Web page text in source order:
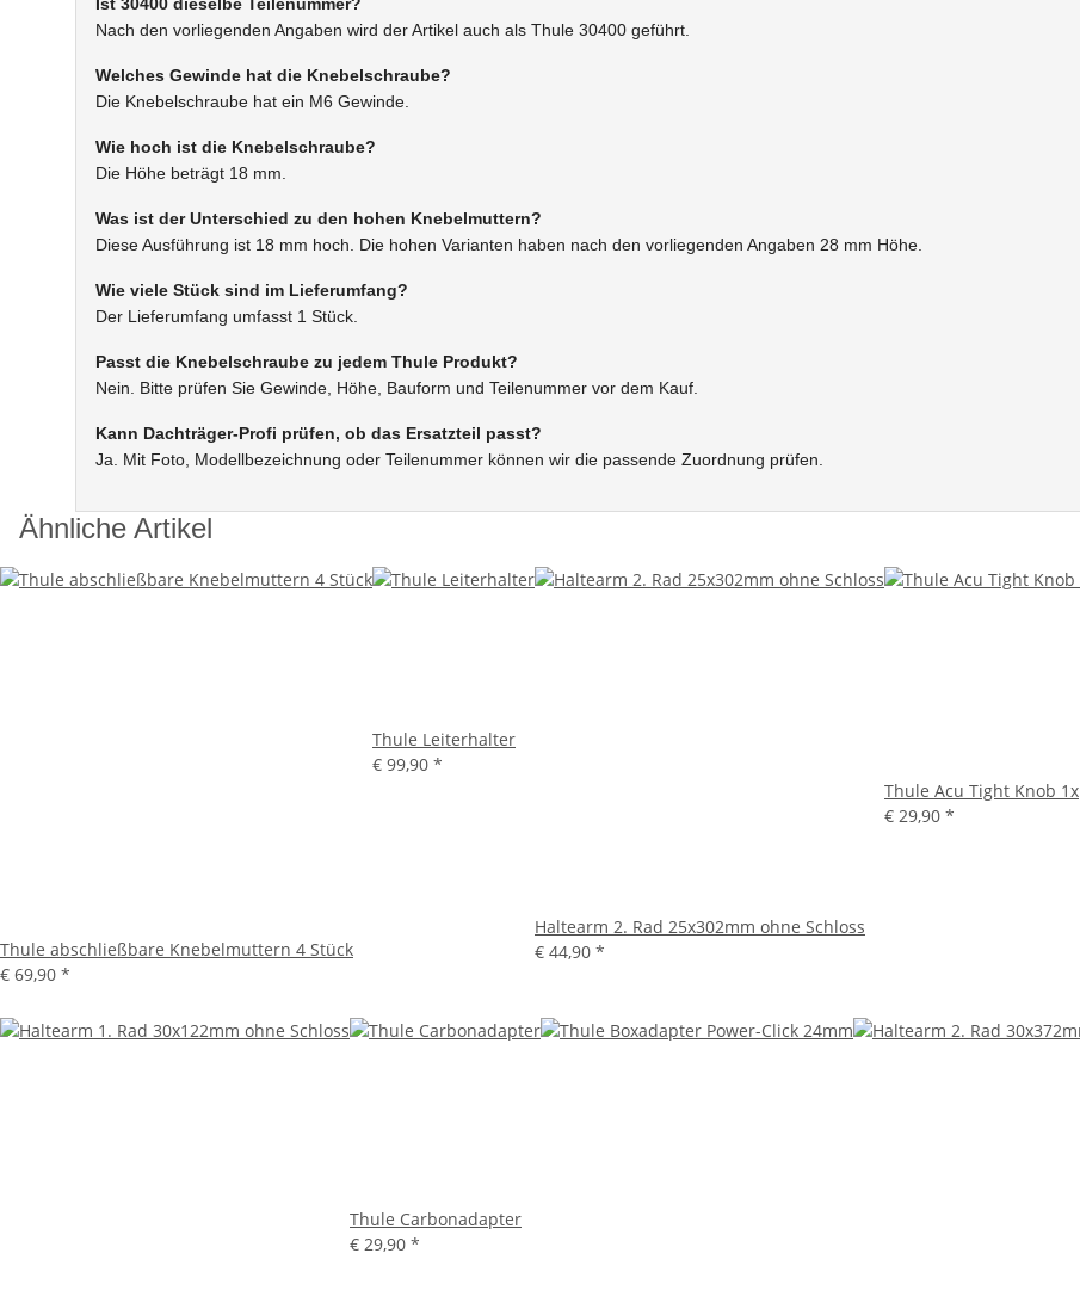
Ist 30400 dieselbe Teilenummer?
Nach den vorliegenden Angaben wird der Artikel auch als Thule 30400 geführt.
Welches Gewinde hat die Knebelschraube?
Die Knebelschraube hat ein M6 Gewinde.
Wie hoch ist die Knebelschraube?
Die Höhe beträgt 18 mm.
Was ist der Unterschied zu den hohen Knebelmuttern?
Diese Ausführung ist 18 mm hoch. Die hohen Varianten haben nach den vorliegenden Angaben 28 mm Höhe.
Wie viele Stück sind im Lieferumfang?
Der Lieferumfang umfasst 1 Stück.
Passt die Knebelschraube zu jedem Thule Produkt?
Nein. Bitte prüfen Sie Gewinde, Höhe, Bauform und Teilenummer vor dem Kauf.
Kann Dachträger-Profi prüfen, ob das Ersatzteil passt?
Ja. Mit Foto, Modellbezeichnung oder Teilenummer können wir die passende Zuordnung prüfen.
Ähnliche Artikel
Thule abschließbare Knebelmuttern 4 Stück
€ 69,90 *
Thule Leiterhalter
€ 99,90 *
Haltearm 2. Rad 25x302mm ohne Schloss
€ 44,90 *
Thule Acu Tight Knob 1x
€ 29,90 *
Thule Carbonadapter
€ 29,90 *